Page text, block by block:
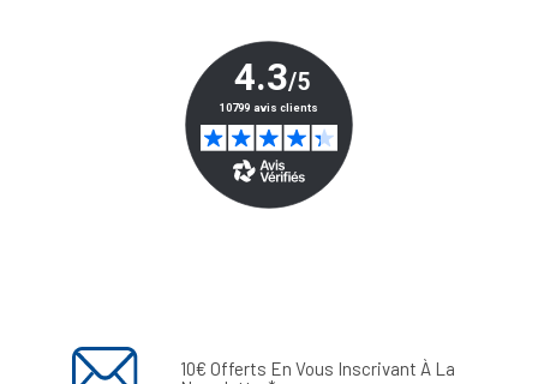
10€ Offerts En Vous Inscrivant À La